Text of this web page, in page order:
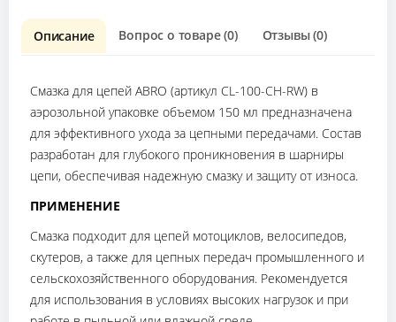
Описание Вопрос о товаре (0) Отзывы (0)
Смазка для цепей ABRO (артикул CL-100-CH-RW) в
аэрозольной упаковке объемом 150 мл предназначена
для эффективного ухода за цепными передачами. Состав
разработан для глубокого проникновения в шарниры
цепи, обеспечивая надежную смазку и защиту от износа.
ПРИМЕНЕНИЕ
Смазка подходит для цепей мотоциклов, велосипедов,
скутеров, а также для цепных передач промышленного и
сельскохозяйственного оборудования. Рекомендуется
для использования в условиях высоких нагрузок и при